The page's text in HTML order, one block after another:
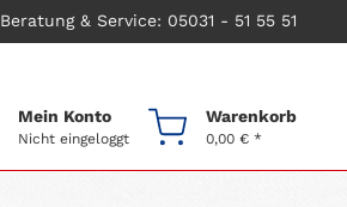
Beratung & Service: 05031 - 51 55 51
Mein Konto
Nicht eingeloggt
Warenkorb
0,00 € *